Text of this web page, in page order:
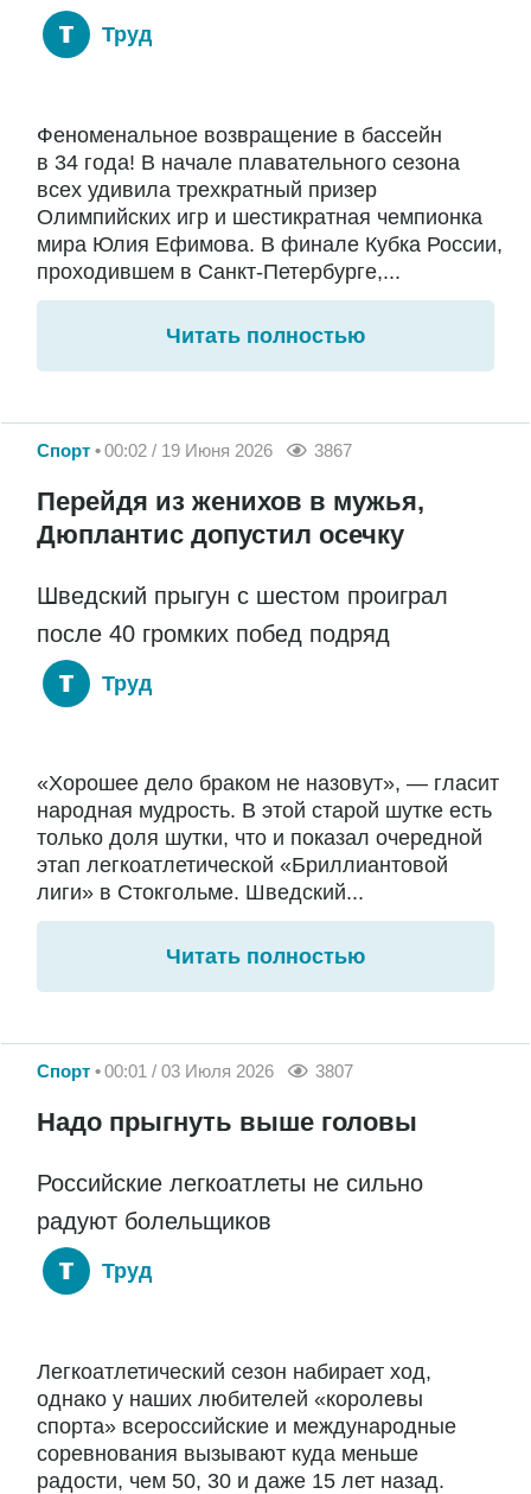
Труд
Феноменальное возвращение в бассейн
в 34 года! В начале плавательного сезона
всех удивила трехкратный призер
Олимпийских игр и шестикратная чемпионка
мира Юлия Ефимова. В финале Кубка России,
проходившем в Санкт-Петербурге,...
Читать полностью
Спорт 00:02 / 19 Июня 2026 3867
Перейдя из женихов в мужья,
Дюплантис допустил осечку
Шведский прыгун с шестом проиграл
после 40 громких побед подряд
Труд
«Хорошее дело браком не назовут», — гласит
народная мудрость. В этой старой шутке есть
только доля шутки, что и показал очередной
этап легкоатлетической «Бриллиантовой
лиги» в Стокгольме. Шведский...
Читать полностью
Спорт 00:01 / 03 Июля 2026 3807
Надо прыгнуть выше головы
Российские легкоатлеты не сильно
радуют болельщиков
Труд
Легкоатлетический сезон набирает ход,
однако у наших любителей «королевы
спорта» всероссийские и международные
соревнования вызывают куда меньше
радости, чем 50, 30 и даже 15 лет назад.